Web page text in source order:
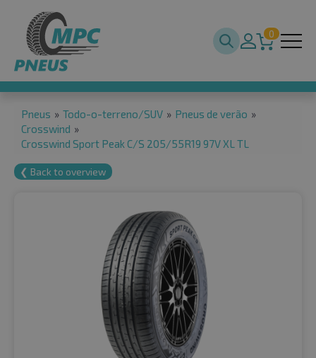
0
Pneus » Todo-o-terreno/SUV » Pneus de verão »
Crosswind »
Crosswind Sport Peak C/S 205/55R19 97V XL TL
❮ Back to overview